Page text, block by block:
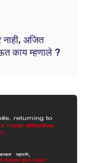
नाही, अजित
काय म्हणाले ?